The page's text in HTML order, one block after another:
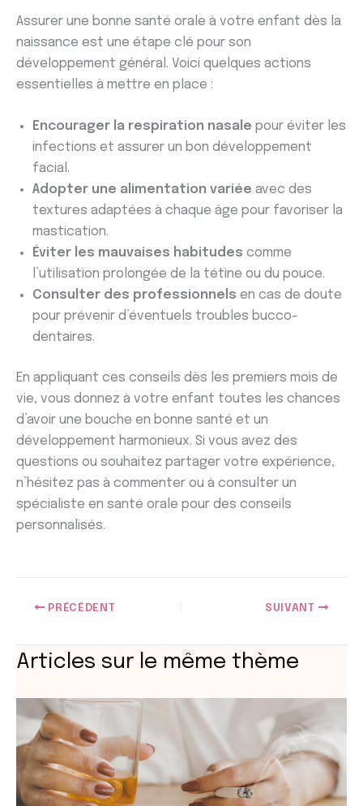
Assurer une bonne santé orale à votre enfant dès la
naissance est une étape clé pour son
développement général. Voici quelques actions
essentielles à mettre en place :
Encourager la respiration nasale pour éviter les
infections et assurer un bon développement
facial.
Adopter une alimentation variée avec des
textures adaptées à chaque âge pour favoriser la
mastication.
Éviter les mauvaises habitudes comme
l’utilisation prolongée de la tétine ou du pouce.
Consulter des professionnels en cas de doute
pour prévenir d’éventuels troubles bucco-
dentaires.
En appliquant ces conseils dès les premiers mois de
vie, vous donnez à votre enfant toutes les chances
d’avoir une bouche en bonne santé et un
développement harmonieux. Si vous avez des
questions ou souhaitez partager votre expérience,
n’hésitez pas à commenter ou à consulter un
spécialiste en santé orale pour des conseils
personnalisés.
PRÉCÉDENT SUIVANT
Articles sur le même thème